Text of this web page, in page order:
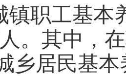
镇职工基本
。其中，
乡居民基